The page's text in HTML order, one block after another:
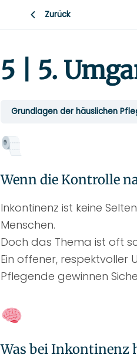
Zurück
5 | 5.
Grundlagen der häuslichen
Wenn die Kontrolle
Inkontinenz ist keine
Menschen.
Doch das Thema ist oft
Ein offener, respektvoller
Pflegende gewinnen
Was bei Inkontinenz